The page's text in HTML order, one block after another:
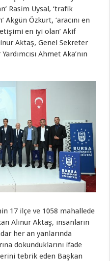
Rasim Uysal, ‘trafik
Akgün Özkurt, ‘aracını en
en iyi olan’ Akif
Aktaş, Genel Sekreter
Ahmet Aka’nın
17 ilçe ve 1058 mahallede
Alinur Aktaş, insanların
her an yanlarında
dokunduklarını ifade
tebrik eden Başkan